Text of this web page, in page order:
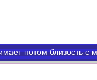
потом близость с